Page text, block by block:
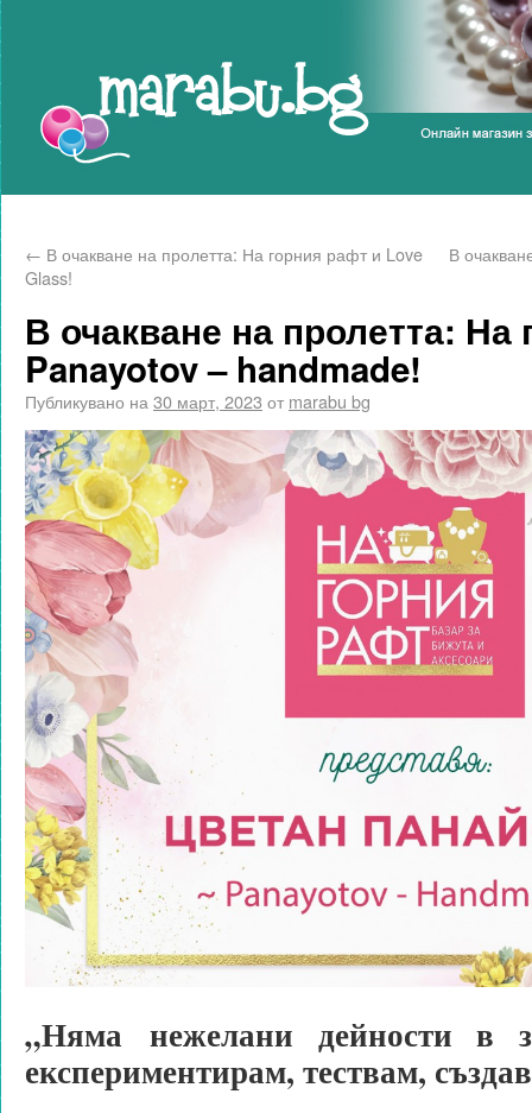
← В очакване на пролетта: На горния рафт и Love
Glass!
В
В очакване на пролетта: На
Panayotov – handmade!
Публикувано на 30 март, 2023 от marabu bg
„Няма нежелани дейности в
експериментирам, тествам,